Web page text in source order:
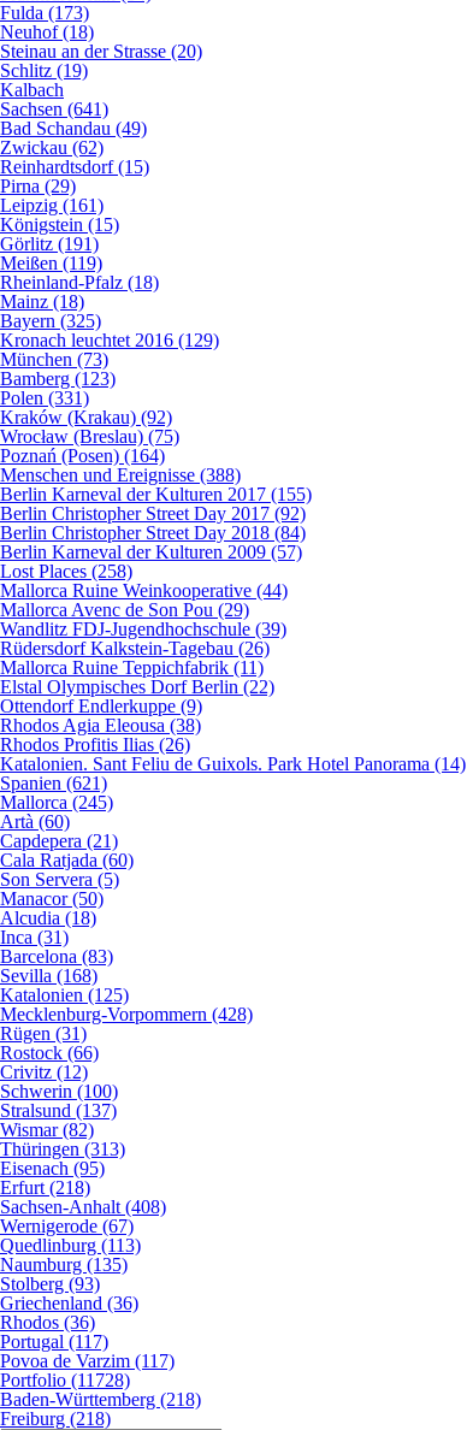
Fulda (173)
Neuhof (18)
Steinau an der Strasse (20)
Schlitz (19)
Kalbach
Sachsen (641)
Bad Schandau (49)
Zwickau (62)
Reinhardtsdorf (15)
Pirna (29)
Leipzig (161)
Königstein (15)
Görlitz (191)
Meißen (119)
Rheinland-Pfalz (18)
Mainz (18)
Bayern (325)
Kronach leuchtet 2016 (129)
München (73)
Bamberg (123)
Polen (331)
Kraków (Krakau) (92)
Wrocław (Breslau) (75)
Poznań (Posen) (164)
Menschen und Ereignisse (388)
Berlin Karneval der Kulturen 2017 (155)
Berlin Christopher Street Day 2017 (92)
Berlin Christopher Street Day 2018 (84)
Berlin Karneval der Kulturen 2009 (57)
Lost Places (258)
Mallorca Ruine Weinkooperative (44)
Mallorca Avenc de Son Pou (29)
Wandlitz FDJ-Jugendhochschule (39)
Rüdersdorf Kalkstein-Tagebau (26)
Mallorca Ruine Teppichfabrik (11)
Elstal Olympisches Dorf Berlin (22)
Ottendorf Endlerkuppe (9)
Rhodos Agia Eleousa (38)
Rhodos Profitis Ilias (26)
Katalonien. Sant Feliu de Guixols. Park Hotel Panorama (14)
Spanien (621)
Mallorca (245)
Artà (60)
Capdepera (21)
Cala Ratjada (60)
Son Servera (5)
Manacor (50)
Alcudia (18)
Inca (31)
Barcelona (83)
Sevilla (168)
Katalonien (125)
Mecklenburg-Vorpommern (428)
Rügen (31)
Rostock (66)
Crivitz (12)
Schwerin (100)
Stralsund (137)
Wismar (82)
Thüringen (313)
Eisenach (95)
Erfurt (218)
Sachsen-Anhalt (408)
Wernigerode (67)
Quedlinburg (113)
Naumburg (135)
Stolberg (93)
Griechenland (36)
Rhodos (36)
Portugal (117)
Povoa de Varzim (117)
Portfolio (11728)
Baden-Württemberg (218)
Freiburg (218)